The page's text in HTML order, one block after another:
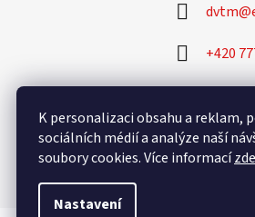
K personalizaci obsahu a reklam,
sociálních médií a analýze naší
soubory cookies. Více informacízde
Nastavení
dvtm@
+420